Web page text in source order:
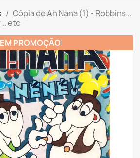
Cópia de Ah Nana (1) - Robbins ..
.. etc
EM PROMOÇÃO!